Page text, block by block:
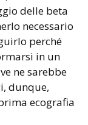
delle beta
necessario
perché
in un
ne sarebbe
dunque,
ecografia